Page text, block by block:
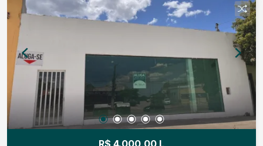
R$ 4.000,00 L